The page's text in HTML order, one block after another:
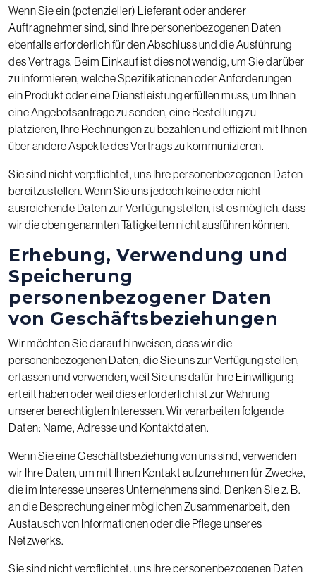
Wenn Sie ein (potenzieller) Lieferant oder anderer
Auftragnehmer sind, sind Ihre personenbezogenen Daten
ebenfalls erforderlich für den Abschluss und die Ausführung
des Vertrags. Beim Einkauf ist dies notwendig, um Sie darüber
zu informieren, welche Spezifikationen oder Anforderungen
ein Produkt oder eine Dienstleistung erfüllen muss, um Ihnen
eine Angebotsanfrage zu senden, eine Bestellung zu
platzieren, Ihre Rechnungen zu bezahlen und effizient mit Ihnen
über andere Aspekte des Vertrags zu kommunizieren.
Sie sind nicht verpflichtet, uns Ihre personenbezogenen Daten
bereitzustellen. Wenn Sie uns jedoch keine oder nicht
ausreichende Daten zur Verfügung stellen, ist es möglich, dass
wir die oben genannten Tätigkeiten nicht ausführen können.
Erhebung, Verwendung und
Speicherung
personenbezogener Daten
von Geschäftsbeziehungen
Wir möchten Sie darauf hinweisen, dass wir die
personenbezogenen Daten, die Sie uns zur Verfügung stellen,
erfassen und verwenden, weil Sie uns dafür Ihre Einwilligung
erteilt haben oder weil dies erforderlich ist zur Wahrung
unserer berechtigten Interessen. Wir verarbeiten folgende
Daten: Name, Adresse und Kontaktdaten.
Wenn Sie eine Geschäftsbeziehung von uns sind, verwenden
wir Ihre Daten, um mit Ihnen Kontakt aufzunehmen für Zwecke,
die im Interesse unseres Unternehmens sind. Denken Sie z. B.
an die Besprechung einer möglichen Zusammenarbeit, den
Austausch von Informationen oder die Pflege unseres
Netzwerks.
Sie sind nicht verpflichtet, uns Ihre personenbezogenen Daten